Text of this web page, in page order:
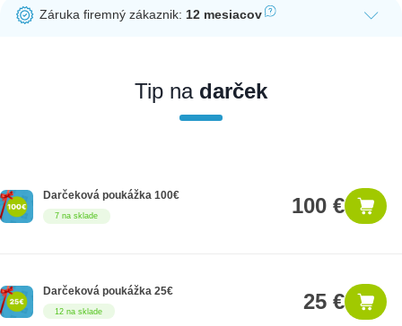
potrebná registrácia zákazníckeho účtu.
Záruka firemný zákaznik:12 mesiacov
nakupovať ako firemný zákazník, musíte sa pred nákupom
registrovať. Registrácia podlieha overeniu.
Tip nadarček
7 na sklade
Darčeková poukážka 100€ 100 €
12 na sklade
Darčeková poukážka 25€ 25 €